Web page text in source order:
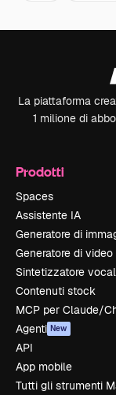
La piattaforma
1 milione di
Prodotti
Spaces
Assistente IA
Generatore di
Generatore di video
Sintetizzatore
Contenuti stock
MCP per Claude/
Agenti New
API
App mobile
Tutti gli strumenti